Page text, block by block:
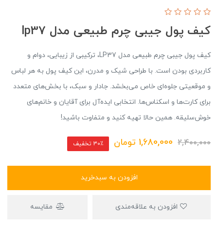
کیف پول جیبی چرم طبیعی مدل lp37
کیف پول جیبی چرم طبیعی مدل LP37، ترکیبی از زیبایی، دوام و
کاربردی بودن است. با طراحی شیک و مدرن، این کیف پول به هر لباس
و موقعیتی جلوه‌ای خاص می‌بخشد. جادار و سبک، با بخش‌های متعدد
برای کارت‌ها و اسکناس‌ها. انتخابی ایده‌آل برای آقایان و خانم‌های
خوش‌سلیقه. همین حالا تهیه کنید و متفاوت باشید!
2,400,000
1,680,000 تومان 30٪ تخفیف
افزودن به سبدخرید
مقایسه